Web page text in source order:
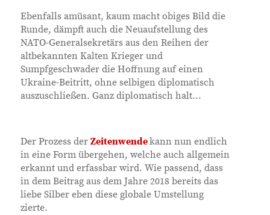
Ebenfalls amüsant, kaum macht obiges Bild die
Runde, dämpft auch die Neuaufstellung des
NATO-Generalsekretärs aus den Reihen der
altbekannten Kalten Krieger und
Sumpfgeschwader die Hoffnung auf einen
Ukraine-Beitritt, ohne selbigen diplomatisch
auszuschließen. Ganz diplomatisch halt...
Der Prozess derZeitenwendekann nun endlich
in eine Form übergehen, welche auch allgemein
erkannt und erfassbar wird. Wie passend, dass
in dem Beitrag aus dem Jahre 2018 bereits das
liebe Silber eben diese globale Umstellung
zierte.